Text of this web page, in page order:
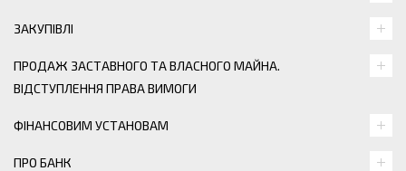
ЗАКУПІВЛІ
ПРОДАЖ ЗАСТАВНОГО ТА ВЛАСНОГО МАЙНА.
ВІДСТУПЛЕННЯ ПРАВА ВИМОГИ
ФІНАНСОВИМ УСТАНОВАМ
ПРО БАНК